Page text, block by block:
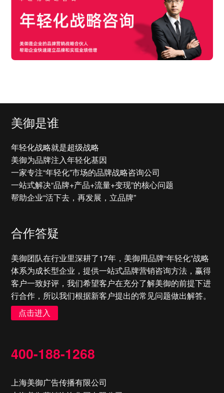
美御是谁
年轻化战略就是超级战略
美御为品牌注入年轻化基因
一家专注“年轻化”市场的品牌战略咨询公司
一站式解决“品牌+产品+流量+变现”的核心问题
帮助企业“活下去，再发展，立品牌”
合作答疑
美御团队在行业里深耕了17年，美御用品牌“年轻化”战略
体系为成长型企业，提供一站式品牌营销咨询方法，赢得
客户一致好评，我们希望客户在充分了解美御的前提下进
行合作，所以我们根据新客户提出的常见问题做出解答。
点击进入
400-188-1268
上海美御广告传播有限公司